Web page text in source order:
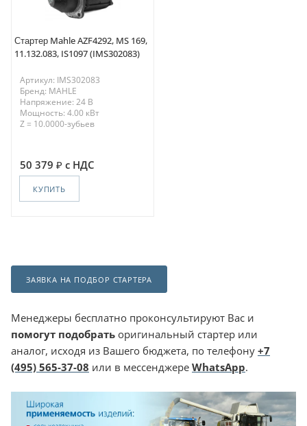
Стартер Mahle AZF4292, MS 169,
11.132.083, IS1097 (IMS302083)
Артикул: IMS302083
Бренд: MAHLE
Напряжение: 24 В
Мощность: 4.00 кВт
Z = 10.0000-зубьев
50 379 с НДС
КУПИТЬ
ЗАЯВКА НА ПОДБОР СТАРТЕРА
Менеджеры бесплатно проконсультируют Вас и
помогут подобрать оригинальный стартер или
аналог, исходя из Вашего бюджета, по телефону +7
(495) 565-37-08 или в мессенджере WhatsApp.